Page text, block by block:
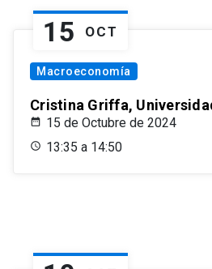
15 OCT
Macroeconomía
Cristina Griffa,
15 de Octubre de 2024
13:35 a 14:50